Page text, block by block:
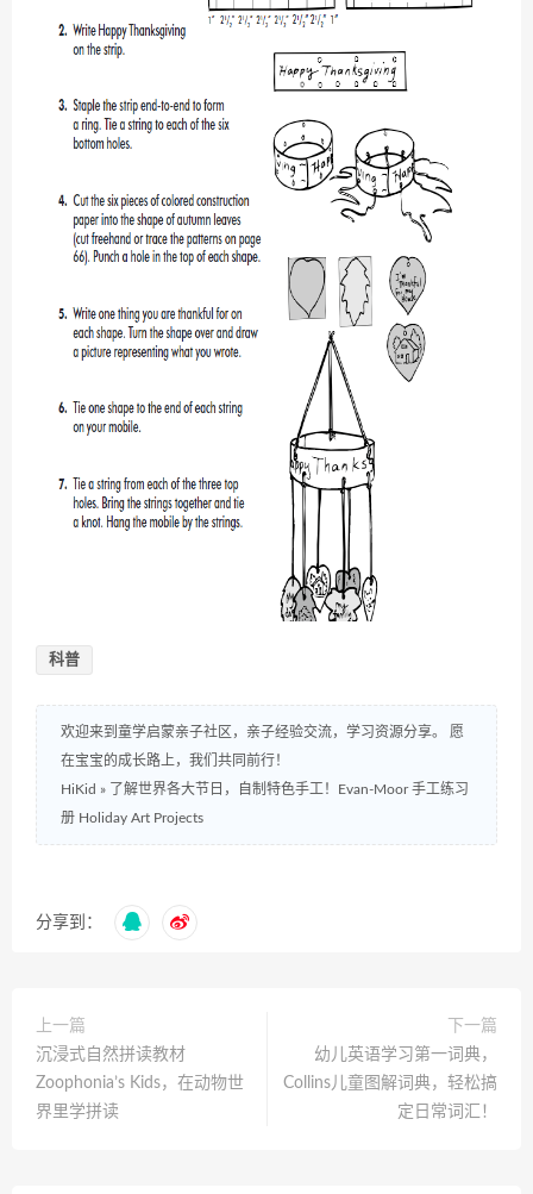
科普
欢迎来到童学启蒙亲子社区，亲子经验交流，学习资源分享。 愿
在宝宝的成长路上，我们共同前行！
HiKid »
了解世界各大节日，自制特色手工！Evan-Moor 手工练习
册 Holiday Art Projects
分享到：
上一篇
沉浸式自然拼读教材
Zoophonia’s Kids，在动物世
界里学拼读
下一篇
幼儿英语学习第一词典，
Collins儿童图解词典，轻松搞
定日常词汇！